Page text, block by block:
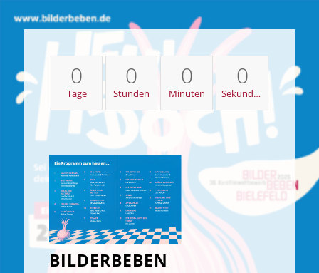
0
Tage
0
Stunden
0
Minuten
0
Sekunden
BILDERBEBEN